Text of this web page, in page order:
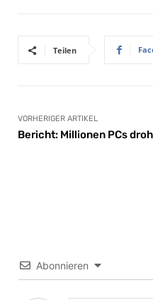
Teilen
VORHERIGER ARTIKEL
Bericht: Millionen PCs
Abonnieren